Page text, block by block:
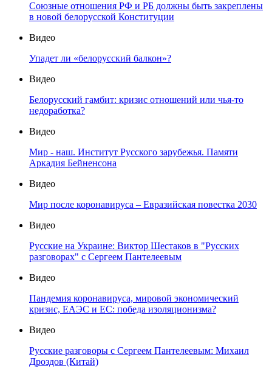
Союзные отношения РФ и РБ должны быть закреплены
в новой белорусской Конституции
Видео
Упадет ли «белорусский балкон»?
Видео
Белорусский гамбит: кризис отношений или чья-то
недоработка?
Видео
Мир - наш. Институт Русского зарубежья. Памяти
Аркадия Бейненсона
Видео
Мир после коронавируса – Евразийская повестка 2030
Видео
Русские на Украине: Виктор Шестаков в "Русских
разговорах" с Сергеем Пантелеевым
Видео
Пандемия коронавируса, мировой экономический
кризис, ЕАЭС и ЕС: победа изоляционизма?
Видео
Русские разговоры с Сергеем Пантелеевым: Михаил
Дроздов (Китай)